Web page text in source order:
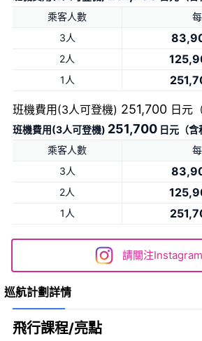
乘客人數
3人
2人
1人
班機費用(3人可登機) 251,700 日元
班機費用(3人可登機) 251,700 日元（含
乘客人數
3人
2人
1人
請關注
巡航計劃詳情
飛行課程/亮點